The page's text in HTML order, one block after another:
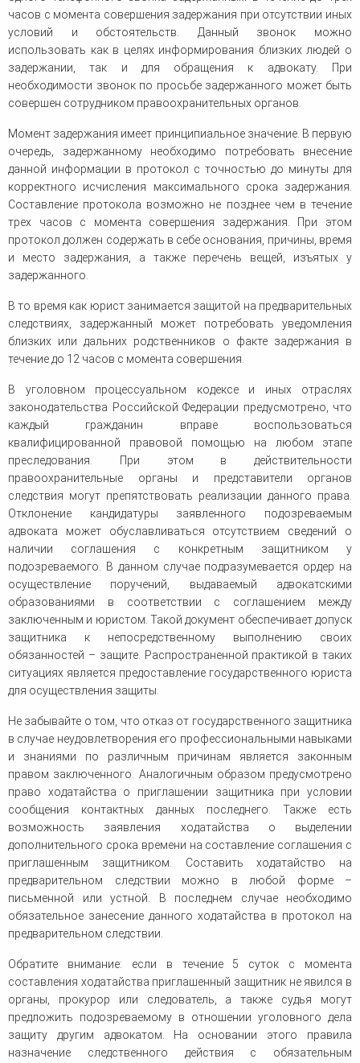
часов с момента совершения задержания при отсутствии иных
условий и обстоятельств. Данный звонок можно
использовать как в целях информирования близких людей о
задержании, так и для обращения к адвокату. При
необходимости звонок по просьбе задержанного может быть
совершен сотрудником правоохранительных органов.
Момент задержания имеет принципиальное значение. В первую
очередь, задержанному необходимо потребовать внесение
данной информации в протокол с точностью до минуты для
корректного исчисления максимального срока задержания.
Составление протокола возможно не позднее чем в течение
трех часов с момента совершения задержания. При этом
протокол должен содержать в себе основания, причины, время
и место задержания, а также перечень вещей, изъятых у
задержанного.
В то время как юрист занимается защитой на предварительных
следствиях, задержанный может потребовать уведомления
близких или дальних родственников о факте задержания в
течение до 12 часов с момента совершения.
В уголовном процессуальном кодексе и иных отраслях
законодательства Российской Федерации предусмотрено, что
каждый гражданин вправе воспользоваться
квалифицированной правовой помощью на любом этапе
преследования. При этом в действительности
правоохранительные органы и представители органов
следствия могут препятствовать реализации данного права.
Отклонение кандидатуры заявленного подозреваемым
адвоката может обуславливаться отсутствием сведений о
наличии соглашения с конкретным защитником у
подозреваемого. В данном случае подразумевается ордер на
осуществление поручений, выдаваемый адвокатскими
образованиями в соответствии с соглашением между
заключенным и юристом. Такой документ обеспечивает допуск
защитника к непосредственному выполнению своих
обязанностей – защите. Распространенной практикой в таких
ситуациях является предоставление государственного юриста
для осуществления защиты.
Не забывайте о том, что отказ от государственного защитника
в случае неудовлетворения его профессиональными навыками
и знаниями по различным причинам является законным
правом заключенного. Аналогичным образом предусмотрено
право ходатайства о приглашении защитника при условии
сообщения контактных данных последнего. Также есть
возможность заявления ходатайства о выделении
дополнительного срока времени на составление соглашения с
приглашенным защитником. Составить ходатайство на
предварительном следствии можно в любой форме –
письменной или устной. В последнем случае необходимо
обязательное занесение данного ходатайства в протокол на
предварительном следствии.
Обратите внимание: если в течение 5 суток с момента
составления ходатайства приглашенный защитник не явился в
органы, прокурор или следователь, а также судья могут
предложить подозреваемому в отношении уголовного дела
защиту другим адвокатом. На основании этого правила
назначение следственного действия с обязательным